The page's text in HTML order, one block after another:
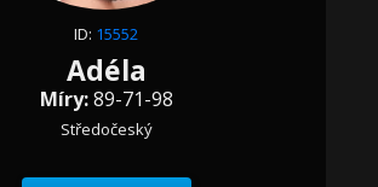
ID: 15552
Adéla
Míry:89-71-98
Středočeský